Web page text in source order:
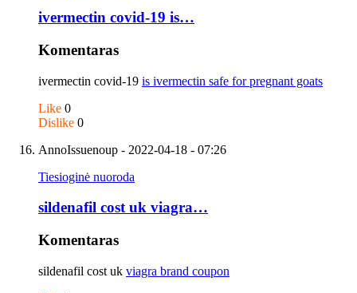
ivermectin covid-19 is…
Komentaras
ivermectin covid-19 is ivermectin safe for pregnant goats
Like 0
Dislike 0
AnnoIssuenoup - 2022-04-18 - 07:26
Tiesioginė nuoroda
sildenafil cost uk viagra…
Komentaras
sildenafil cost uk viagra brand coupon